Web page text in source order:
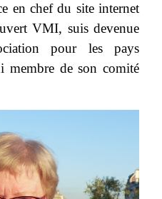
en chef du site internet
VMI, suis devenue
pour les pays
membre de son comité